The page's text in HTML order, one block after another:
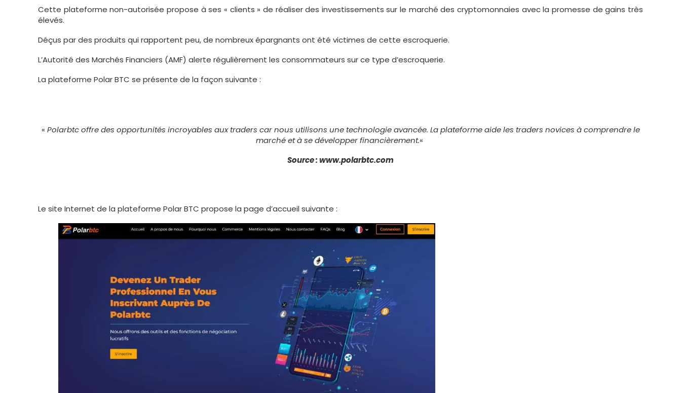
Cette plateforme non-autorisée propose à ses « clients » de réaliser des investissements sur le marché des cryptomonnaies avec la promesse de gains très
élevés.
Déçus par des produits qui rapportent peu, de nombreux épargnants ont été victimes de cette escroquerie.
L’Autorité des Marchés Financiers (AMF) alerte régulièrement les consommateurs sur ce type d’escroquerie.
La plateforme Polar BTC se présente de la façon suivante :
« Polarbtc offre des opportunités incroyables aux traders car nous utilisons une technologie avancée. La plateforme aide les traders novices à comprendre le
marché et à se développer financièrement.«
Source : www.polarbtc.com
Le site Internet de la plateforme Polar BTC propose la page d’accueil suivante :